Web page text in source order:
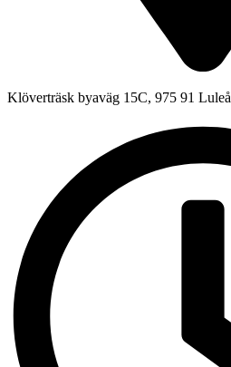
Klöverträsk byaväg 15C, 975 91 Luleå